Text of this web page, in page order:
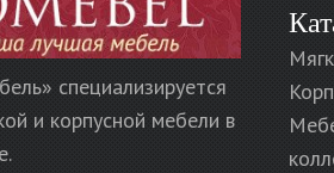
специализируется
и корпусной мебели в